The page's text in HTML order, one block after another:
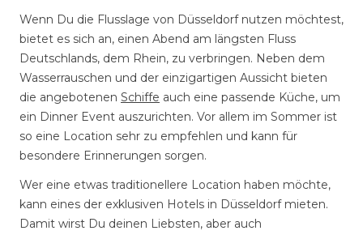
Wenn Du die Flusslage von Düsseldorf nutzen möchtest,
bietet es sich an, einen Abend am längsten Fluss
Deutschlands, dem Rhein, zu verbringen. Neben dem
Wasserrauschen und der einzigartigen Aussicht bieten
die angebotenen Schiffe auch eine passende Küche, um
ein Dinner Event auszurichten. Vor allem im Sommer ist
so eine Location sehr zu empfehlen und kann für
besondere Erinnerungen sorgen.
Wer eine etwas traditionellere Location haben möchte,
kann eines der exklusiven Hotels in Düsseldorf mieten.
Damit wirst Du deinen Liebsten, aber auch